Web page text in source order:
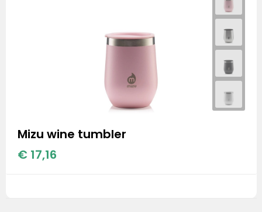
Mizu wine tumbler
€ 17,16